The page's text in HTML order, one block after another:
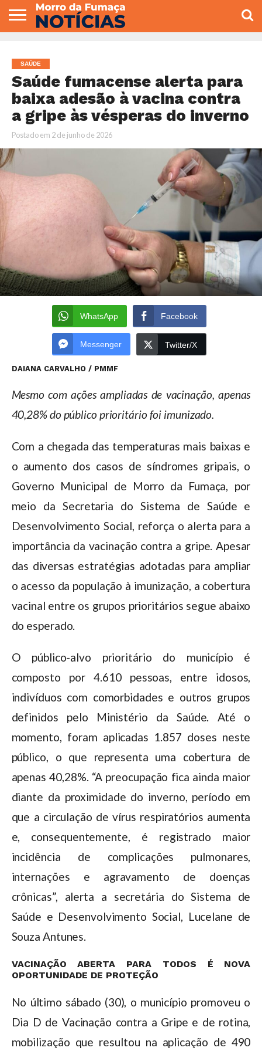
VEREADORES
SAÚDE
Saúde fumacense alerta para
baixa adesão à vacina contra
a gripe às vésperas do inverno
Postado em 2 de junho de 2026
WhatsApp Facebook
Messenger Twitter/X
DAIANA CARVALHO / PMMF
Mesmo com ações ampliadas de vacinação, apenas
40,28% do público prioritário foi imunizado.
Com a chegada das temperaturas mais baixas e
o aumento dos casos de síndromes gripais, o
Governo Municipal de Morro da Fumaça, por
meio da Secretaria do Sistema de Saúde e
Desenvolvimento Social, reforça o alerta para a
importância da vacinação contra a gripe. Apesar
das diversas estratégias adotadas para ampliar
o acesso da população à imunização, a cobertura
vacinal entre os grupos prioritários segue abaixo
do esperado.
O público-alvo prioritário do município é
composto por 4.610 pessoas, entre idosos,
indivíduos com comorbidades e outros grupos
definidos pelo Ministério da Saúde. Até o
momento, foram aplicadas 1.857 doses neste
público, o que representa uma cobertura de
apenas 40,28%. “A preocupação fica ainda maior
diante da proximidade do inverno, período em
que a circulação de vírus respiratórios aumenta
e, consequentemente, é registrado maior
incidência de complicações pulmonares,
internações e agravamento de doenças
crônicas”, alerta a secretária do Sistema de
Saúde e Desenvolvimento Social, Lucelane de
Souza Antunes.
VACINAÇÃO ABERTA PARA TODOS É NOVA
OPORTUNIDADE DE PROTEÇÃO
No último sábado (30), o município promoveu o
Dia D de Vacinação contra a Gripe e de rotina,
mobilização que resultou na aplicação de 490